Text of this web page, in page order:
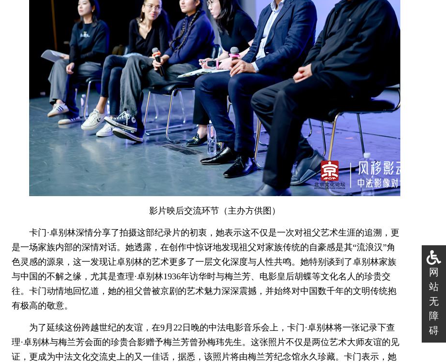
网
站
无
障
碍
影片映后交流环节（主办方供图）
卡门·卓别林深情分享了拍摄这部纪录片的初衷，她表示这不仅是一次对祖父艺术生涯的追溯，更
是一场家族内部的深情对话。她透露，在创作中惊讶地发现祖父对家族传统的自豪感是其“流浪汉”角
色灵感的源泉，这一发现让卓别林的艺术更多了一层文化深度与人性共鸣。她特别谈到了卓别林家族
与中国的不解之缘，尤其是查理·卓别林1936年访华时与梅兰芳、电影皇后胡蝶等文化名人的珍贵交
往。卡门动情地回忆道，她的祖父曾被京剧的艺术魅力深深震撼，并始终对中国数千年的文明传统抱
有极高的敬意。
为了延续这份跨越世纪的友谊，在9月22日晚的中法电影音乐会上，卡门·卓别林将一张记录下查
理·卓别林与梅兰芳会面的珍贵合影赠予梅兰芳曾孙梅玮先生。这张照片不仅是两位艺术大师友谊的见
证，更成为中法文化交流史上的又一佳话，据悉，该照片将由梅兰芳纪念馆永久珍藏。卡门表示，她